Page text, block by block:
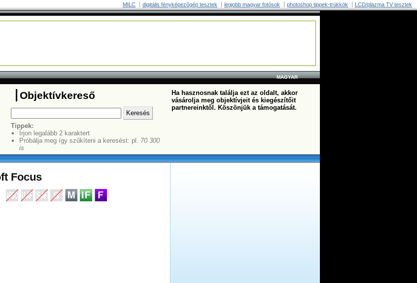
MILC digitális fényképezõgép tesztek legjobb magyar fotósok photoshop tippek-trükkök LCD/plazma TV tesztek
MAGYAR
Objektívkereső
Tippek:
Írjon legalább 2 karaktert
Próbálja meg így szűkíteni a keresést: pl. 70 300
is
Ha hasznosnak találja ezt az oldalt, akkor
vásárolja meg objektívjeit és kiegészítőit
partnereinktől. Köszönjük a támogatását.
Focus